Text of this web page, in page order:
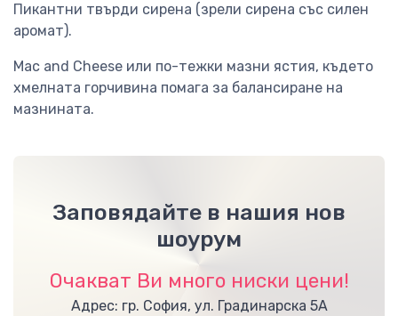
Пикантни твърди сирена (зрели сирена със силен
аромат).
Mac and Cheese или по-тежки мазни ястия, където
хмелната горчивина помага за балансиране на
мазнината.
Заповядайте в нашия нов
шоурум
Очакват Ви много ниски цени!
Адрес: гр. София, ул. Градинарска 5А